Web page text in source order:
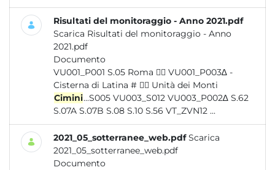
Risultati del monitoraggio - Anno 2021.pdf
Scarica Risultati del monitoraggio - Anno
2021.pdf
Documento
VU001_P001 S.05 Roma  VU001_P003∆ -
Cisterna di Latina #  Unità dei Monti
Cimini...S005 VU003_S012 VU003_P002∆ S.62
S.07A S.07B S.08 S.10 S.56 VT_ZVN12 ...
2021_05_sotterranee_web.pdf Scarica
2021_05_sotterranee_web.pdf
Documento